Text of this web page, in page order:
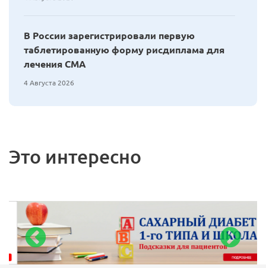
В России зарегистрировали первую
таблетированную форму рисдиплама для
лечения СМА
4 Августа 2026
Это интересно